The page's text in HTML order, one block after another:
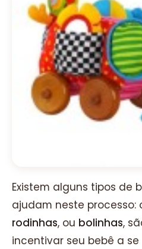
Existem alguns tipos de
ajudam neste processo:
rodinhas, ou bolinhas,
incentivar seu bebê a